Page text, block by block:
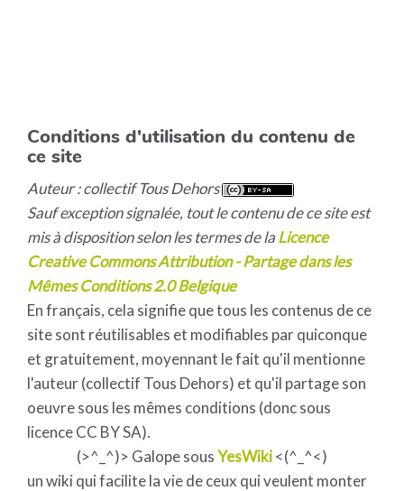
Conditions d'utilisation du contenu de
ce site
Auteur : collectif Tous Dehors
Sauf exception signalée, tout le contenu de ce site est
mis à disposition selon les termes de laLicence
Creative Commons Attribution - Partage dans les
Mêmes Conditions 2.0 Belgique
En français, cela signifie que tous les contenus de ce
site sont réutilisables et modifiables par quiconque
et gratuitement, moyennant le fait qu'il mentionne
l'auteur (collectif Tous Dehors) et qu'il partage son
oeuvre sous les mêmes conditions (donc sous
licence CC BY SA).
(>^_^)> Galope sousYesWiki<(^_^<)
un wiki qui facilite la vie de ceux qui veulent monter